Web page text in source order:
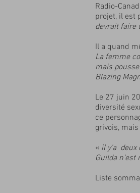
Radio-
projet, il est
devrait faire
Il a quand
La femme
mais
Blazing
Le 27 juin
diversité
ce
grivois,
« il y’a
Guilda n’est
Liste